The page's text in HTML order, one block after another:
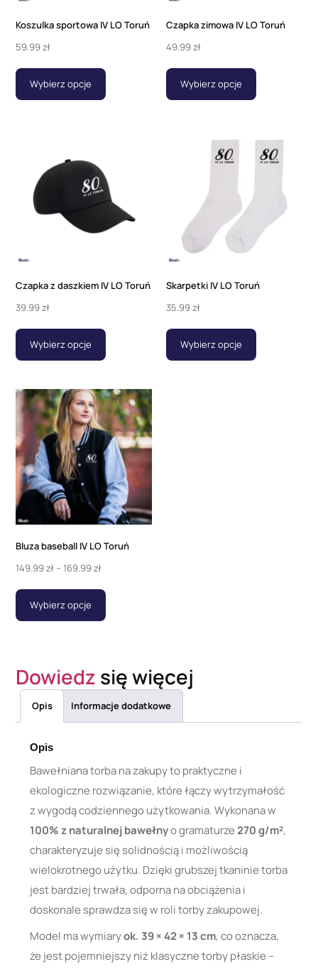
Koszulka sportowa IV LO Toruń
59.99zł
Wybierz opcje
Czapka zimowa IV LO Toruń
49.99 zł
Wybierz opcje
Czapka z daszkiem IV LO Toruń
39.99zł
Wybierz opcje
Skarpetki IV LO Toruń
35.99 zł
Wybierz opcje
Bluza baseball IV LO Toruń
149.99zł – 169.99zł
Wybierz opcje
Dowiedz się więcej
Opis Informacje dodatkowe
Opis
Bawełniana torba na zakupy to praktyczne i
ekologiczne rozwiązanie, które łączy wytrzymałość
z wygodą codziennego użytkowania. Wykonana w
100% z naturalnej bawełnyo gramaturze270 g/m²,
charakteryzuje się solidnością i możliwością
wielokrotnego użytku. Dzięki grubszej tkaninie torba
jest bardziej trwała, odporna na obciążenia i
doskonale sprawdza się w roli torby zakupowej.
Model ma wymiaryok. 39 × 42 × 13 cm, co oznacza,
że jest pojemniejszy niż klasyczne torby płaskie –